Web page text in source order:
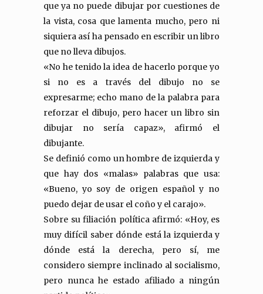
que ya no puede dibujar por cuestiones de
la vista, cosa que lamenta mucho, pero ni
siquiera así ha pensado en escribir un libro
que no lleva dibujos.
«No he tenido la idea de hacerlo porque yo
si no es a través del dibujo no se
expresarme; echo mano de la palabra para
reforzar el dibujo, pero hacer un libro sin
dibujar no sería capaz», afirmó el
dibujante.
Se definió como un hombre de izquierda y
que hay dos «malas» palabras que usa:
«Bueno, yo soy de origen español y no
puedo dejar de usar el coño y el carajo».
Sobre su filiación política afirmó: «Hoy, es
muy difícil saber dónde está la izquierda y
dónde está la derecha, pero sí, me
considero siempre inclinado al socialismo,
pero nunca he estado afiliado a ningún